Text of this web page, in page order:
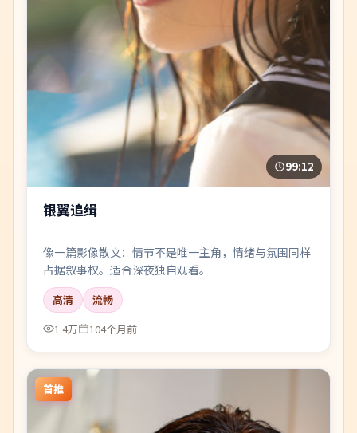
99:12
银翼追缉
像一篇影像散文：情节不是唯一主角，情绪与氛围同样
占据叙事权。适合深夜独自观看。
高清
流畅
1.4万
104个月前
首推